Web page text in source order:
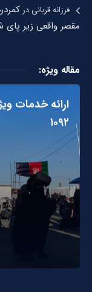
فرزانه قربانیدر
مقصر واقعی زیر
مقاله ویژه:
ارائه خدمات
۱۰۹۲